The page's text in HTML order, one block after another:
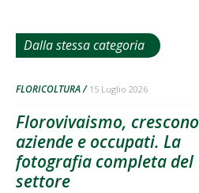
Dalla stessa categoria
FLORICOLTURA 15 Luglio 2026
Florovivaismo, crescono
aziende e occupati. La
fotografia completa del
settore